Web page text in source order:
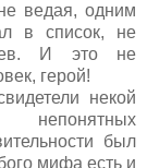
ведая, одним
в список, не
И это не
герой!
некой
был
мифа есть и